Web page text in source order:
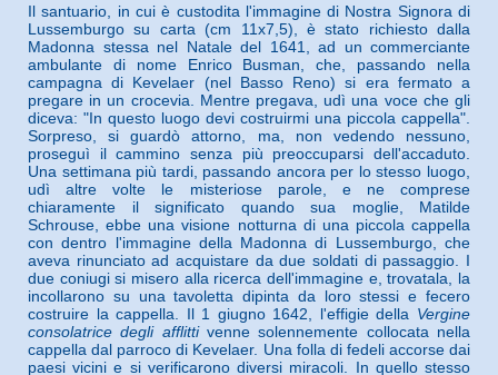
Il santuario, in cui è custodita l'immagine di Nostra Signora di
Lussemburgo su carta (cm 11x7,5), è stato richiesto dalla
Madonna stessa nel Natale del 1641, ad un commerciante
ambulante di nome Enrico Busman, che, passando nella
campagna di Kevelaer (nel Basso Reno) si era fermato a
pregare in un crocevia. Mentre pregava, udì una voce che gli
diceva: "In questo luogo devi costruirmi una piccola cappella".
Sorpreso, si guardò attorno, ma, non vedendo nessuno,
proseguì il cammino senza più preoccuparsi dell'accaduto.
Una settimana più tardi, passando ancora per lo stesso luogo,
udì altre volte le misteriose parole, e ne comprese
chiaramente il significato quando sua moglie, Matilde
Schrouse, ebbe una visione notturna di una piccola cappella
con dentro l'immagine della Madonna di Lussemburgo, che
aveva rinunciato ad acquistare da due soldati di passaggio. I
due coniugi si misero alla ricerca dell'immagine e, trovatala, la
incollarono su una tavoletta dipinta da loro stessi e fecero
costruire la cappella. Il 1 giugno 1642, l'effigie della Vergine
consolatrice degli afflittivenne solennemente collocata nella
cappella dal parroco di Kevelaer. Una folla di fedeli accorse dai
paesi vicini e si verificarono diversi miracoli. In quello stesso